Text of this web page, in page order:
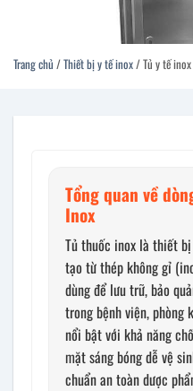
Trang chủ /Thiết bị y tế inox/Tủ y tế inox
Tổng quan về
Inox
Tủ thuốc inox là thiết
tạo từ thép không gỉ
dùng để lưu trữ, bảo
trong bệnh viện, phòng
nổi bật với khả năng
mặt sáng bóng dễ vệ
chuẩn an toàn dược